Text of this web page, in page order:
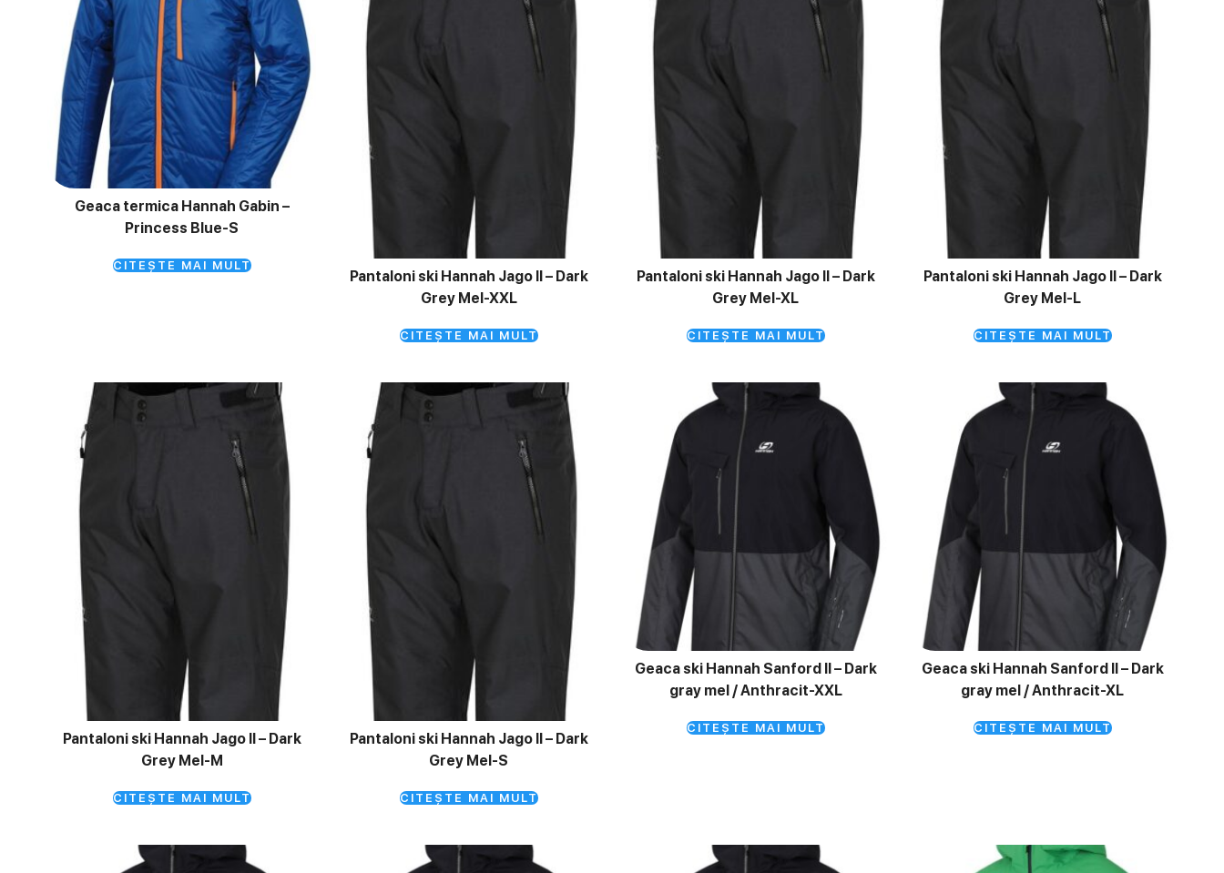
Geaca termica Hannah Gabin –
Princess Blue-S
CITEȘTE MAI MULT
Pantaloni ski Hannah Jago II – Dark
Grey Mel-XXL
CITEȘTE MAI MULT
Pantaloni ski Hannah Jago II – Dark
Grey Mel-XL
CITEȘTE MAI MULT
Pantaloni ski Hannah Jago II – Dark
Grey Mel-L
CITEȘTE MAI MULT
Pantaloni ski Hannah Jago II – Dark
Grey Mel-M
CITEȘTE MAI MULT
Pantaloni ski Hannah Jago II – Dark
Grey Mel-S
CITEȘTE MAI MULT
Geaca ski Hannah Sanford II – Dark
gray mel / Anthracit-XXL
CITEȘTE MAI MULT
Geaca ski Hannah Sanford II – Dark
gray mel / Anthracit-XL
CITEȘTE MAI MULT